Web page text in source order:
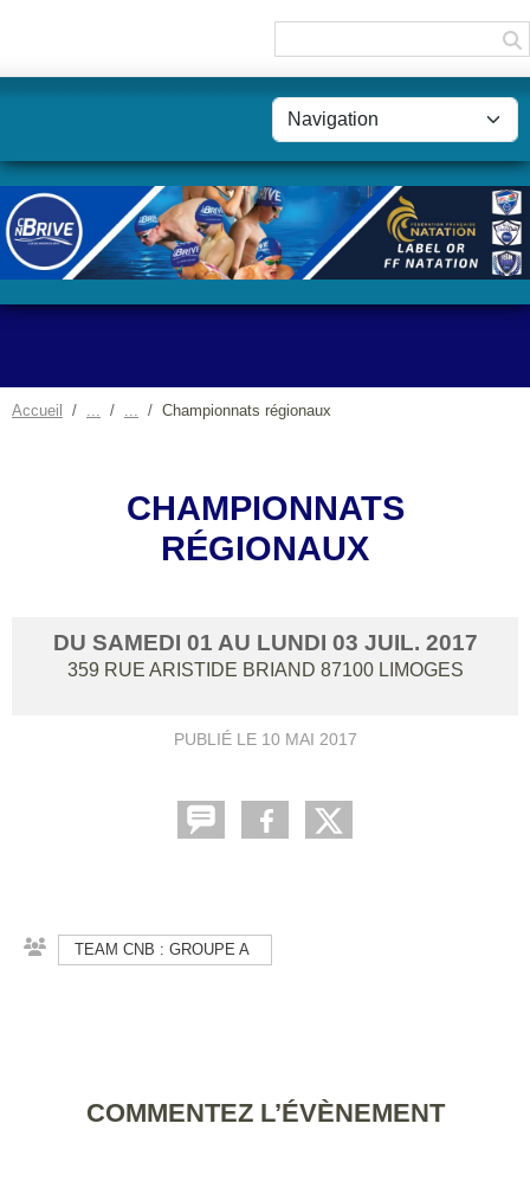
Accueil Championnats régionaux
CHAMPIONNATS
RÉGIONAUX
DU SAMEDI 01 AU LUNDI 03 JUIL. 2017
359 RUE ARISTIDE BRIAND 87100 LIMOGES
PUBLIÉ LE 10 MAI 2017
TEAM CNB : GROUPE A
COMMENTEZ L’ÉVÈNEMENT